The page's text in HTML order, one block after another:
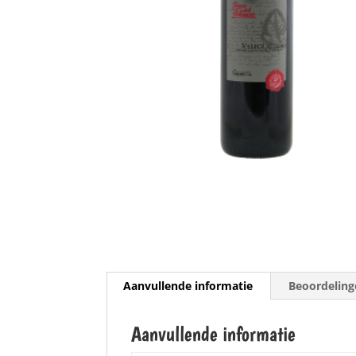
Aanvullende informatie
Aanvullende informatie